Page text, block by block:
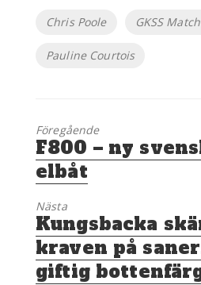
Etiketter
Chris Poole GKSS
Pauline Courtois
Föregående
Föregående
inlägg:
F800 – ny
elbåt
Nästa
Nästa
inlägg:
Kungsbacka
kraven på
giftig